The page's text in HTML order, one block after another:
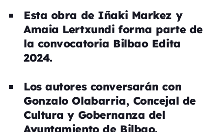
Esta obra de Iñaki Markez y
Amaia Lertxundi forma parte de
la convocatoria Bilbao Edita
2024.
Los autores conversarán con
Gonzalo Olabarria, Concejal de
Cultura y Gobernanza del
Ayuntamiento de Bilbao.